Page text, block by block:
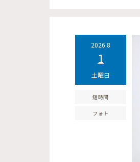
2026.8
1
土曜日
短時間
フォト